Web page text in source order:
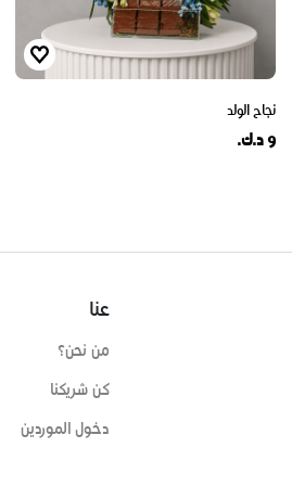
نجاح الولد
9 د.ك.
عنا
من نحن؟
كن شريكنا
دخول الموردين